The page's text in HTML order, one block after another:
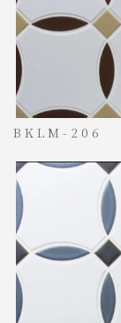
BKLM-206